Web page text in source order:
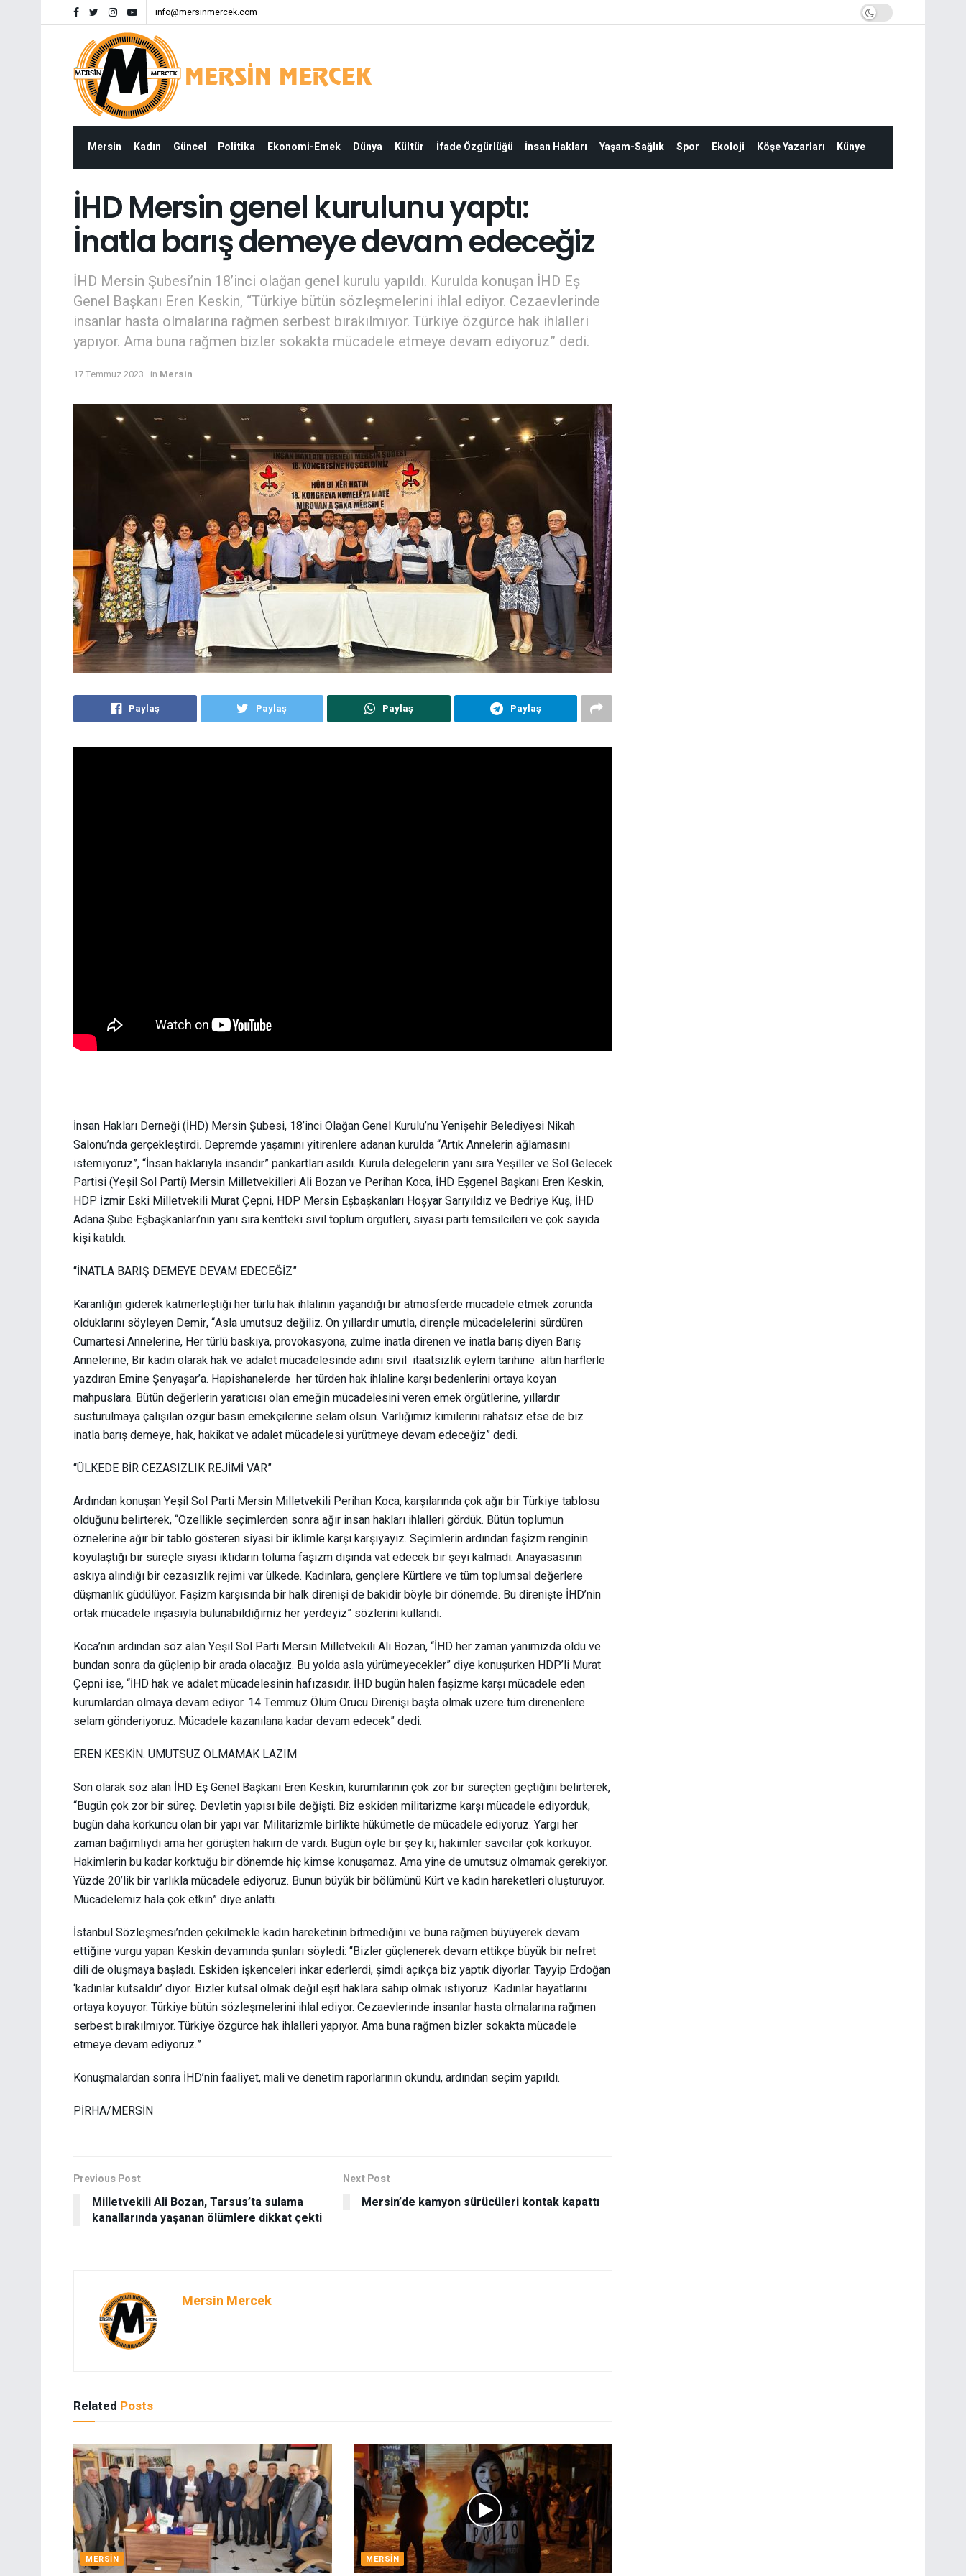
info@mersinmercek.com
Mersin Kadın Güncel Politika Ekonomi-Emek Dünya Kültür İfade Özgürlüğü İnsan Hakları Yaşam-Sağlık Spor Ekoloji Köşe Yazarları Künye
İHD Mersin genel kurulunu yaptı:
İnatla barış demeye devam edeceğiz
İHD Mersin Şubesi’nin 18’inci olağan genel kurulu yapıldı. Kurulda konuşan İHD Eş
Genel Başkanı Eren Keskin, “Türkiye bütün sözleşmelerini ihlal ediyor. Cezaevlerinde
insanlar hasta olmalarına rağmen serbest bırakılmıyor. Türkiye özgürce hak ihlalleri
yapıyor. Ama buna rağmen bizler sokakta mücadele etmeye devam ediyoruz” dedi.
17 Temmuz 2023 in Mersin
Paylaş Paylaş Paylaş Paylaş
İnsan Hakları Derneği (İHD) Mersin Şubesi, 18’inci Olağan Genel Kurulu’nu Yenişehir Belediyesi Nikah
Salonu’nda gerçekleştirdi. Depremde yaşamını yitirenlere adanan kurulda “Artık Annelerin ağlamasını
istemiyoruz”, “İnsan haklarıyla insandır” pankartları asıldı. Kurula delegelerin yanı sıra Yeşiller ve Sol Gelecek
Partisi (Yeşil Sol Parti) Mersin Milletvekilleri Ali Bozan ve Perihan Koca, İHD Eşgenel Başkanı Eren Keskin,
HDP İzmir Eski Milletvekili Murat Çepni, HDP Mersin Eşbaşkanları Hoşyar Sarıyıldız ve Bedriye Kuş, İHD
Adana Şube Eşbaşkanları’nın yanı sıra kentteki sivil toplum örgütleri, siyasi parti temsilcileri ve çok sayıda
kişi katıldı.
“İNATLA BARIŞ DEMEYE DEVAM EDECEĞİZ”
Karanlığın giderek katmerleştiği her türlü hak ihlalinin yaşandığı bir atmosferde mücadele etmek zorunda
olduklarını söyleyen Demir, “Asla umutsuz değiliz. On yıllardır umutla, dirençle mücadelelerini sürdüren
Cumartesi Annelerine, Her türlü baskıya, provokasyona, zulme inatla direnen ve inatla barış diyen Barış
Annelerine, Bir kadın olarak hak ve adalet mücadelesinde adını sivil itaatsizlik eylem tarihine altın harflerle
yazdıran Emine Şenyaşar’a. Hapishanelerde her türden hak ihlaline karşı bedenlerini ortaya koyan
mahpuslara. Bütün değerlerin yaratıcısı olan emeğin mücadelesini veren emek örgütlerine, yıllardır
susturulmaya çalışılan özgür basın emekçilerine selam olsun. Varlığımız kimilerini rahatsız etse de biz
inatla barış demeye, hak, hakikat ve adalet mücadelesi yürütmeye devam edeceğiz” dedi.
“ÜLKEDE BİR CEZASIZLIK REJİMİ VAR”
Ardından konuşan Yeşil Sol Parti Mersin Milletvekili Perihan Koca, karşılarında çok ağır bir Türkiye tablosu
olduğunu belirterek, “Özellikle seçimlerden sonra ağır insan hakları ihlalleri gördük. Bütün toplumun
öznelerine ağır bir tablo gösteren siyasi bir iklimle karşı karşıyayız. Seçimlerin ardından faşizm renginin
koyulaştığı bir süreçle siyasi iktidarın toluma faşizm dışında vat edecek bir şeyi kalmadı. Anayasasının
askıya alındığı bir cezasızlık rejimi var ülkede. Kadınlara, gençlere Kürtlere ve tüm toplumsal değerlere
düşmanlık güdülüyor. Faşizm karşısında bir halk direnişi de bakidir böyle bir dönemde. Bu direnişte İHD’nin
ortak mücadele inşasıyla bulunabildiğimiz her yerdeyiz” sözlerini kullandı.
Koca’nın ardından söz alan Yeşil Sol Parti Mersin Milletvekili Ali Bozan, “İHD her zaman yanımızda oldu ve
bundan sonra da güçlenip bir arada olacağız. Bu yolda asla yürümeyecekler” diye konuşurken HDP’li Murat
Çepni ise, “İHD hak ve adalet mücadelesinin hafızasıdır. İHD bugün halen faşizme karşı mücadele eden
kurumlardan olmaya devam ediyor. 14 Temmuz Ölüm Orucu Direnişi başta olmak üzere tüm direnenlere
selam gönderiyoruz. Mücadele kazanılana kadar devam edecek” dedi.
EREN KESKİN: UMUTSUZ OLMAMAK LAZIM
Son olarak söz alan İHD Eş Genel Başkanı Eren Keskin, kurumlarının çok zor bir süreçten geçtiğini belirterek,
“Bugün çok zor bir süreç. Devletin yapısı bile değişti. Biz eskiden militarizme karşı mücadele ediyorduk,
bugün daha korkuncu olan bir yapı var. Militarizmle birlikte hükümetle de mücadele ediyoruz. Yargı her
zaman bağımlıydı ama her görüşten hakim de vardı. Bugün öyle bir şey ki; hakimler savcılar çok korkuyor.
Hakimlerin bu kadar korktuğu bir dönemde hiç kimse konuşamaz. Ama yine de umutsuz olmamak gerekiyor.
Yüzde 20’lik bir varlıkla mücadele ediyoruz. Bunun büyük bir bölümünü Kürt ve kadın hareketleri oluşturuyor.
Mücadelemiz hala çok etkin” diye anlattı.
İstanbul Sözleşmesi’nden çekilmekle kadın hareketinin bitmediğini ve buna rağmen büyüyerek devam
ettiğine vurgu yapan Keskin devamında şunları söyledi: “Bizler güçlenerek devam ettikçe büyük bir nefret
dili de oluşmaya başladı. Eskiden işkenceleri inkar ederlerdi, şimdi açıkça biz yaptık diyorlar. Tayyip Erdoğan
‘kadınlar kutsaldır’ diyor. Bizler kutsal olmak değil eşit haklara sahip olmak istiyoruz. Kadınlar hayatlarını
ortaya koyuyor. Türkiye bütün sözleşmelerini ihlal ediyor. Cezaevlerinde insanlar hasta olmalarına rağmen
serbest bırakılmıyor. Türkiye özgürce hak ihlalleri yapıyor. Ama buna rağmen bizler sokakta mücadele
etmeye devam ediyoruz.”
Konuşmalardan sonra İHD’nin faaliyet, mali ve denetim raporlarının okundu, ardından seçim yapıldı.
PİRHA/MERSİN
Previous Post
Milletvekili Ali Bozan, Tarsus’ta sulama
kanallarında yaşanan ölümlere dikkat çekti
Next Post
Mersin’de kamyon sürücüleri kontak kapattı
Mersin Mercek
Related Posts
MERSIN MERSIN